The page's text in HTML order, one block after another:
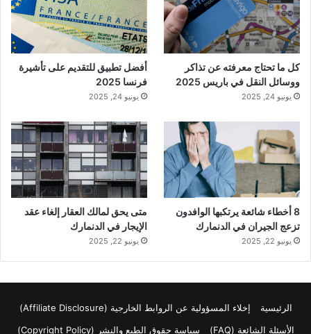
كل ما تحتاج معرفته عن تذاكر
ووسائل النقل في باريس 2025
يونيو 24, 2025
أفضل تطبيق للتقديم على تأشيرة
فرنسا 2025
يونيو 24, 2025
8 أخطاء شائعة يرتكبها الوافدون
تزعج الجيران في الدنمارك
يونيو 22, 2025
متى يحق لمالك العقار إلغاء عقد
الإيجار في الدنمارك
يونيو 22, 2025
الرئيسية
إخلاء المسؤولية عن الروابط الخارجية (Affiliate Disclosure)
الأسئلة الشائعة (FAQ)
سياسة حقوق الطبع والنشر (Copyright Policy)